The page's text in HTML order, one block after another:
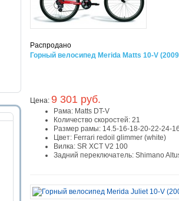
Распродано
Горный велосипед Merida Matts 10-V
Цена: 9 301 руб.
Рама: Matts DT-V
Количество скоростей: 21
Размер рамы: 14.5-16-18-20-22-24-
Цвет: Ferrari redoil glimmer (white)
Вилка: SR XCT V2 100
Задний переключатель: Shimano